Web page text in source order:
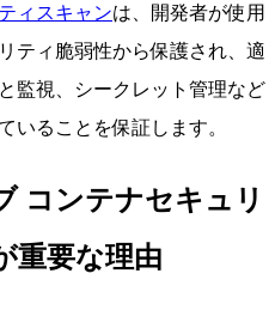
ィスキャンは、開発者が使用
ティ脆弱性から保護され、適
監視、シークレット管理など
いることを保証します。
コンテナセキュリ
重要な理由